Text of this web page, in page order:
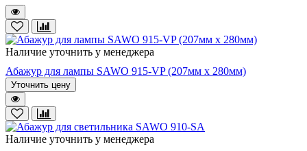
Наличие уточнить у менеджера
Абажур для лампы SAWO 915-VP (207мм х 280мм)
Уточнить цену
Наличие уточнить у менеджера